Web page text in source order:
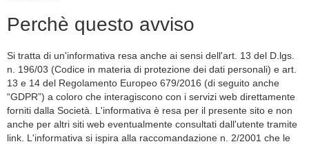
Perchè questo avviso
Si tratta di un'informativa resa anche ai sensi dell'art. 13 del D.lgs.
n. 196/03 (Codice in materia di protezione dei dati personali) e art.
13 e 14 del Regolamento Europeo 679/2016 (di seguito anche
“GDPR”) a coloro che interagiscono con i servizi web direttamente
forniti dalla Società. L'informativa è resa per il presente sito e non
anche per altri siti web eventualmente consultati dall'utente tramite
link. L'informativa si ispira alla raccomandazione n. 2/2001 che le